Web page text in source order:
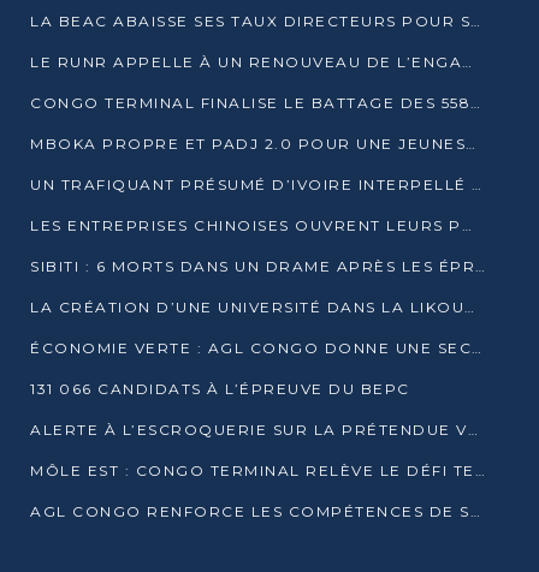
LA BEAC ABAISSE SES TAUX DIRECTEURS POUR SOUTENIR LA CROISSANCE EN ZONE CEMAC
LE RUNR APPELLE À UN RENOUVEAU DE L’ENGAGEMENT MILITANT
CONGO TERMINAL FINALISE LE BATTAGE DES 558 PIEUX DU FUTUR QUAI DU MÔLE EST
MBOKA PROPRE ET PADJ 2.0 POUR UNE JEUNESSE PLUS AUTONOME
UN TRAFIQUANT PRÉSUMÉ D’IVOIRE INTERPELLÉ À DOLISIE
LES ENTREPRISES CHINOISES OUVRENT LEURS PORTES AUX JEUNES DIPLÔMÉS
SIBITI : 6 MORTS DANS UN DRAME APRÈS LES ÉPREUVES DU BEPC
LA CRÉATION D’UNE UNIVERSITÉ DANS LA LIKOUALA AU CŒUR D’UNE RÉFLEXION NATIONALE
ÉCONOMIE VERTE : AGL CONGO DONNE UNE SECONDE VIE À SES DÉCHETS INDUSTRIELS
131 066 CANDIDATS À L’ÉPREUVE DU BEPC
ALERTE À L’ESCROQUERIE SUR LA PRÉTENDUE VENTE DE PARCELLES AFAT
MÔLE EST : CONGO TERMINAL RELÈVE LE DÉFI TECHNIQUE DES SABLES BITUMINEUX
AGL CONGO RENFORCE LES COMPÉTENCES DE SES ÉQUIPES AVEC LA CERTIFICATION CACES® R483